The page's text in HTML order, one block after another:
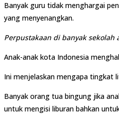
Banyak guru tidak menghargai
yang menyenangkan.
Perpustakaan di banyak sekolah
Anak-anak kota Indonesia
Ini menjelaskan mengapa tingkat
Banyak orang tua bingung jika
untuk mengisi liburan bahkan